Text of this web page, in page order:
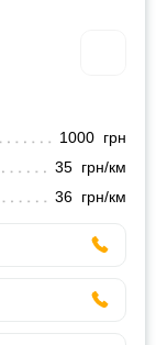
1000 грн
35 грн/км
36 грн/км